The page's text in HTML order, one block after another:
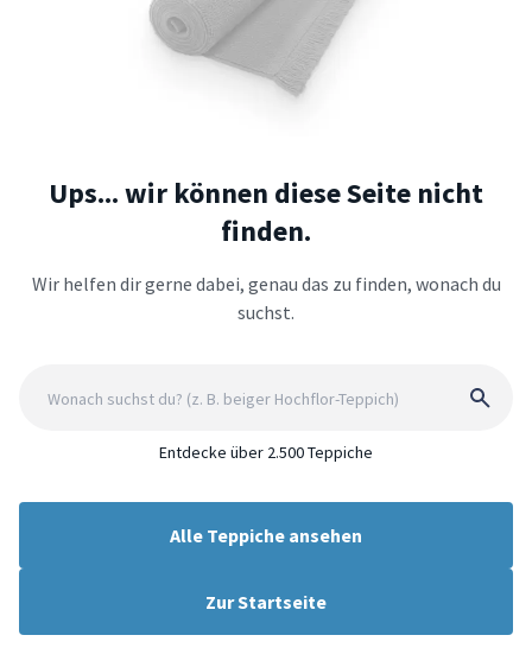
Ups... wir können diese Seite nicht
finden.
Wir helfen dir gerne dabei, genau das zu finden, wonach du
suchst.
Entdecke über 2.500 Teppiche
Alle Teppiche ansehen
Zur Startseite